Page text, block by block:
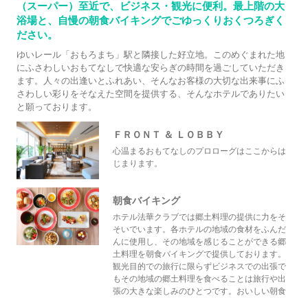
（スーパー）至近で、ビジネス・観光に便利。最上階の大
浴場と、自慢の朝食バイキングでごゆっくりおくつろぎく
ださい。
ゆいレール「おもろまち」駅と隣接した好立地。このめぐまれた地
にふさわしいおもてなしで快適な安らぎの時間を過ごしていただき
ます。人々の出逢いとふれあい、そんなお客様の大切な出来事にふ
さわしい彩りをそなえた空間を提供する、そんなホテルでありたい
と願っております。
ＦＲＯＮＴ ＆ ＬＯＢＢＹ
心温まるおもてなしのプロローグはここからは
じまります。
朝食バイキング
ホテル法華クラブでは郷土料理の提供に力をそ
そいでいます。各ホテルの地域の食材をふんだ
んに使用し、その地域を感じることができる郷
土料理を朝食バイキングで提供しております。
観光目的での旅行に限らずビジネスでの出張で
もその地域の郷土料理を食べることは旅行や出
張の大きな楽しみのひとつです。おいしい朝食